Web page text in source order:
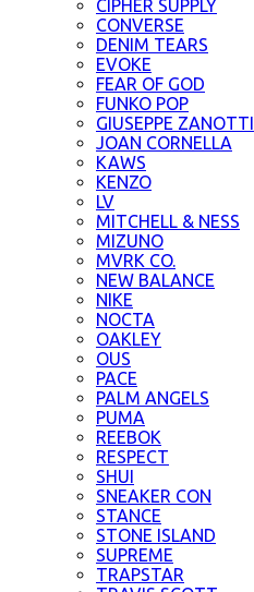
CIPHER SUPPLY
CONVERSE
DENIM TEARS
EVOKE
FEAR OF GOD
FUNKO POP
GIUSEPPE ZANOTTI
JOAN CORNELLA
KAWS
KENZO
LV
MITCHELL & NESS
MIZUNO
MVRK CO.
NEW BALANCE
NIKE
NOCTA
OAKLEY
OUS
PACE
PALM ANGELS
PUMA
REEBOK
RESPECT
SHUI
SNEAKER CON
STANCE
STONE ISLAND
SUPREME
TRAPSTAR